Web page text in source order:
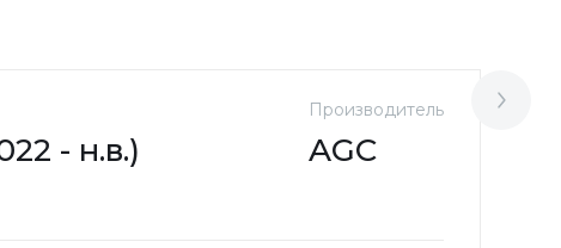
- н.в.)
Производитель
AGC